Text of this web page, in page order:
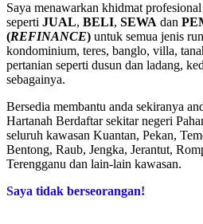
Saya menawarkan khidmat
seperti JUAL, BELI, SEWA dan
(REFINANCE) untuk semua jenis
kondominium, teres, banglo, villa,
pertanian seperti dusun dan ladang,
sebagainya.
Bersedia membantu anda sekiranya
Hartanah Berdaftar sekitar negeri
seluruh kawasan Kuantan, Pekan,
Bentong, Raub, Jengka, Jerantut,
Terengganu dan lain-lain kawasan.
Saya tidak berseorangan!